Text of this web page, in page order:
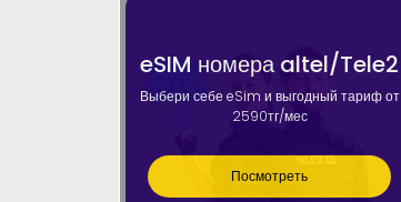
eSIM номера altel/Tele2
Выбери себе eSim и выгодный тариф от
2590тг/мес
Посмотреть